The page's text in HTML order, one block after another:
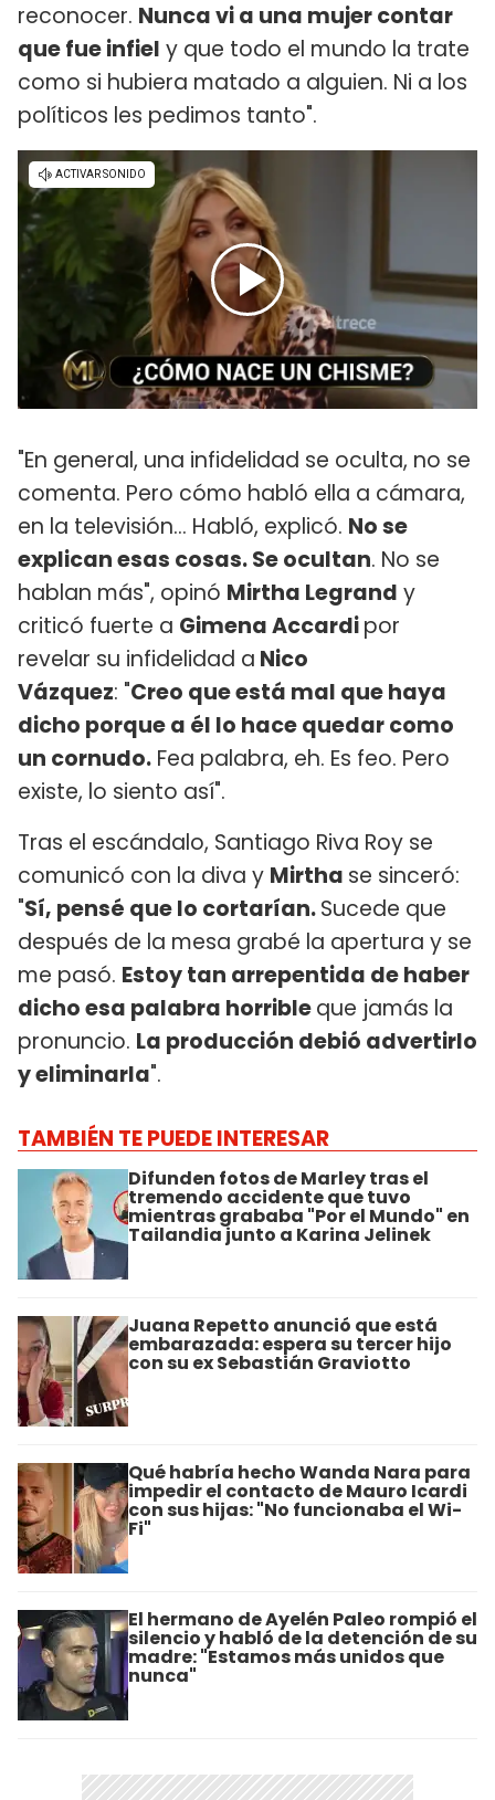
reconocer. Nunca vi a una mujer contar
que fue infiel y que todo el mundo la trate
como si hubiera matado a alguien. Ni a los
políticos les pedimos tanto".
"En general, una infidelidad se oculta, no se
comenta. Pero cómo habló ella a cámara,
en la televisión... Habló, explicó. No se
explican esas cosas. Se ocultan. No se
hablan más", opinó Mirtha Legrand y
criticó fuerte a Gimena Accardipor
revelar su infidelidad a Nico
Vázquez: "Creo que está mal que haya
dicho porque a él lo hace quedar como
un cornudo. Fea palabra, eh. Es feo. Pero
existe, lo siento así".
Tras el escándalo, Santiago Riva Roy se
comunicó con la diva y Mirtha se sinceró:
"Sí, pensé que lo cortarían.Sucede que
después de la mesa grabé la apertura y se
me pasó. Estoy tan arrepentida de haber
dicho esa palabra horribleque jamás la
pronuncio. La producción debió advertirlo
y eliminarla".
TAMBIÉN TE PUEDE INTERESAR
Difunden fotos de Marley tras el
tremendo accidente que tuvo
mientras grababa "Por el Mundo" en
Tailandia junto a Karina Jelinek
Juana Repetto anunció que está
embarazada: espera su tercer hijo
con su ex Sebastián Graviotto
Qué habría hecho Wanda Nara para
impedir el contacto de Mauro Icardi
con sus hijas: "No funcionaba el Wi-
Fi"
El hermano de Ayelén Paleo rompió el
silencio y habló de la detención de su
madre: "Estamos más unidos que
nunca"